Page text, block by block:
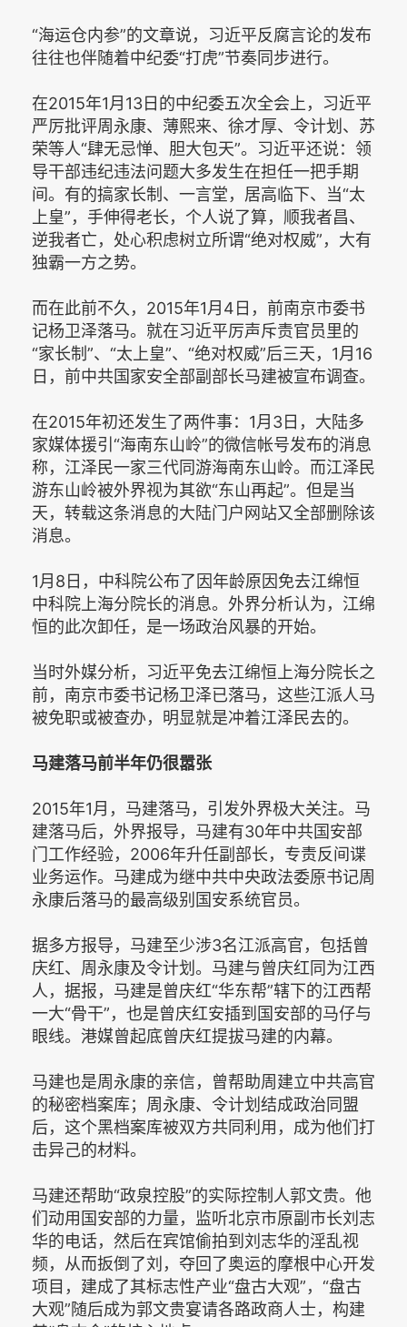
“海运仓内参”的文章说，习近平反腐言论的发布
往往也伴随着中纪委“打虎”节奏同步进行。
在2015年1月13日的中纪委五次全会上，习近平
严厉批评周永康、薄熙来、徐才厚、令计划、苏
荣等人“肆无忌惮、胆大包天”。习近平还说：领
导干部违纪违法问题大多发生在担任一把手期
间。有的搞家长制、一言堂，居高临下、当“太
上皇”，手伸得老长，个人说了算，顺我者昌、
逆我者亡，处心积虑树立所谓“绝对权威”，大有
独霸一方之势。
而在此前不久，2015年1月4日，前南京市委书
记杨卫泽落马。就在习近平厉声斥责官员里的
“家长制”、“太上皇”、“绝对权威”后三天，1月16
日，前中共国家安全部副部长马建被宣布调查。
在2015年初还发生了两件事：1月3日，大陆多
家媒体援引“海南东山岭”的微信帐号发布的消息
称，江泽民一家三代同游海南东山岭。而江泽民
游东山岭被外界视为其欲“东山再起”。但是当
天，转载这条消息的大陆门户网站又全部删除该
消息。
1月8日，中科院公布了因年龄原因免去江绵恒
中科院上海分院长的消息。外界分析认为，江绵
恒的此次卸任，是一场政治风暴的开始。
当时外媒分析，习近平免去江绵恒上海分院长之
前，南京市委书记杨卫泽已落马，这些江派人马
被免职或被查办，明显就是冲着江泽民去的。
马建落马前半年仍很嚣张
2015年1月，马建落马，引发外界极大关注。马
建落马后，外界报导，马建有30年中共国安部
门工作经验，2006年升任副部长，专责反间谍
业务运作。马建成为继中共中央政法委原书记周
永康后落马的最高级别国安系统官员。
据多方报导，马建至少涉3名江派高官，包括曾
庆红、周永康及令计划。马建与曾庆红同为江西
人，据报，马建是曾庆红“华东帮”辖下的江西帮
一大“骨干”，也是曾庆红安插到国安部的马仔与
眼线。港媒曾起底曾庆红提拔马建的内幕。
马建也是周永康的亲信，曾帮助周建立中共高官
的秘密档案库；周永康、令计划结成政治同盟
后，这个黑档案库被双方共同利用，成为他们打
击异己的材料。
马建还帮助“政泉控股”的实际控制人郭文贵。他
们动用国安部的力量，监听北京市原副市长刘志
华的电话，然后在宾馆偷拍到刘志华的淫乱视
频，从而扳倒了刘，夺回了奥运的摩根中心开发
项目，建成了其标志性产业“盘古大观”，“盘古
大观”随后成为郭文贵宴请各路政商人士，构建